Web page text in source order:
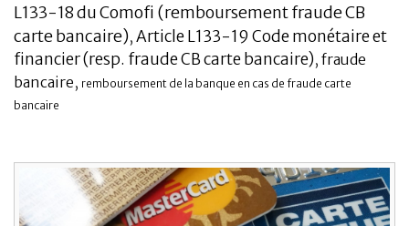
L133-18 du Comofi (remboursement fraude CB
carte bancaire), Article L133-19 Code monétaire et
financier (resp. fraude CB carte bancaire), fraude
bancaire, remboursement de la banque en cas de fraude carte
bancaire